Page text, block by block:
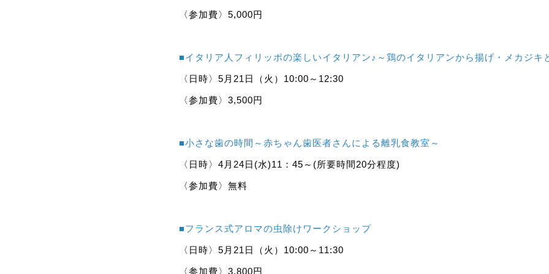
〈参加費〉5,000円
■イタリア人フィリッポの楽しいイタリアン♪～鶏のイタリアンから揚げ・メカジキ
〈日時〉5月21日（火）10:00～12:30
〈参加費〉3,500円
■小さな歯の時間～赤ちゃん歯医者さんによる離乳食教室～
〈日時〉4月24日(水)11：45～(所要時間20分程度)
〈参加費〉無料
■フランス式アロマの虫除けワークショップ
〈日時〉5月21日（火）10:00～11:30
〈参加費〉3,800円